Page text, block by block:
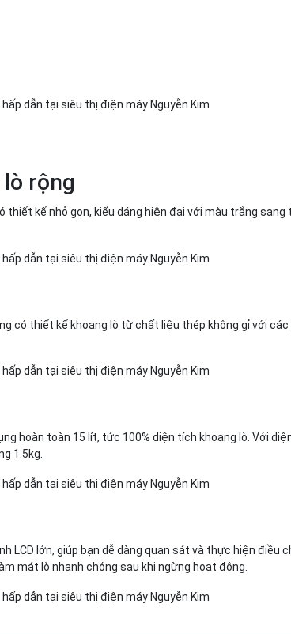
rộng
thiết kế nhỏ gọn, kiểu dáng hiện đại với màu trắng
có thiết kế khoang lò từ chất liệu thép không gỉ với
hoàn toàn 15 lít, tức 100% diện tích khoang lò. Với
1.5kg.
LCD lớn, giúp bạn dễ dàng quan sát và thực hiện điều
mát lò nhanh chóng sau khi ngừng hoạt động.